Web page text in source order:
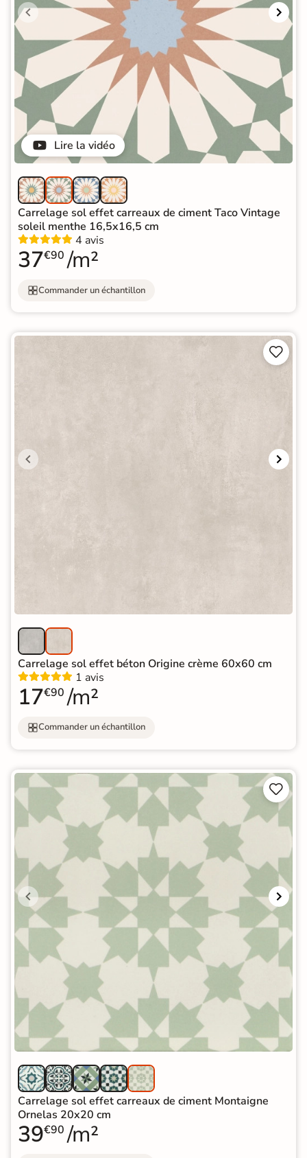
Lire la vidéo
Carrelage sol effet carreaux de ciment Taco Vintage
soleil menthe 16,5x16,5 cm
4 avis
37€90 /m²
Commander un échantillon


Carrelage sol effet béton Origine crème 60x60 cm
1 avis
17€90 /m²
Commander un échantillon


Carrelage sol effet carreaux de ciment Montaigne
Ornelas 20x20 cm
39€90 /m²